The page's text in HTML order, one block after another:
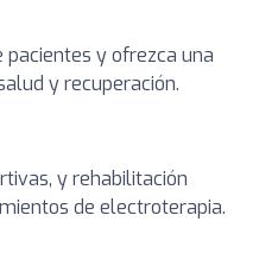
y ofrezca una
y recuperación.
y rehabilitación
de electroterapia.